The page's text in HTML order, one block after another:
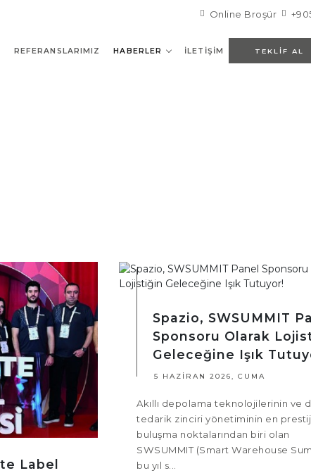
Online Broşür
REFERANSLARIMIZ HABERLER İLETIŞIM TEKLIF AL
Label
Spazio, SWSUMMIT
Sponsoru Olarak
Geleceğine Işık
5 HAZIRAN 2026, CUMA
Akıllı depolama teknolojilerinin ve
tedarik zinciri yönetiminin en
buluşma noktalarından biri olan
SWSUMMIT (Smart Warehouse
bu yıl s...